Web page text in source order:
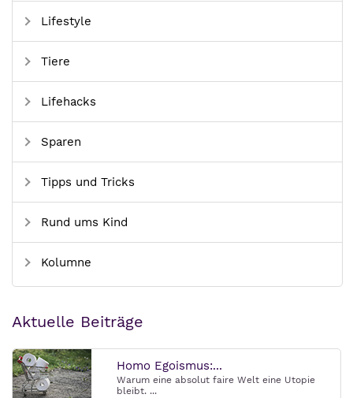
Lifestyle
Tiere
Lifehacks
Sparen
Tipps und Tricks
Rund ums Kind
Kolumne
Aktuelle Beiträge
Homo Egoismus:...
Warum eine absolut faire Welt eine Utopie
bleibt. ...